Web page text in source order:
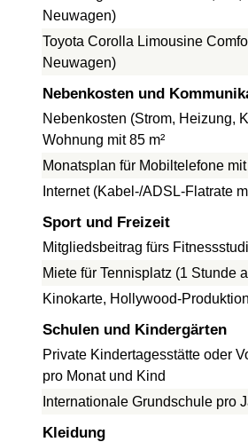
Neuwagen)
Toyota Corolla Limousine
Neuwagen)
Nebenkosten und
Nebenkosten (Strom, Heizung,
Wohnung mit 85 m²
Monatsplan für Mobiltelefone
Internet (Kabel-/ADSL-Flatrate
Sport und Freizeit
Mitgliedsbeitrag fürs
Miete für Tennisplatz (1 Stunde
Kinokarte, Hollywood-
Schulen und Kindergärten
Private Kindertagesstätte oder
pro Monat und Kind
Internationale Grundschule pro
Kleidung